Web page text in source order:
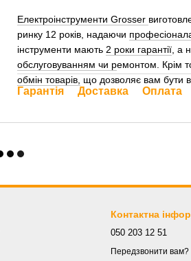
Електроінструменти Grosser
ринку 12 років, надаючи
інструменти мають 2 роки гарантії, а
обслуговуванням чи ремонтом. Крім
обмін товарів, що дозволяє вам бути
Гарантія Доставка Оплата
Контактна
050 203 12 51
Передзвонити вам?